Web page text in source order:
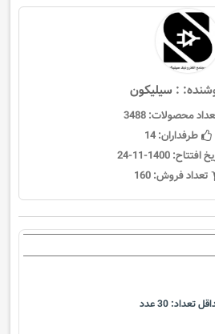
: سيليكون
محصولات:3488
طرفداران:14
افتتاح:1400-11-24
تعداد فروش:160
تعداد: 30عدد